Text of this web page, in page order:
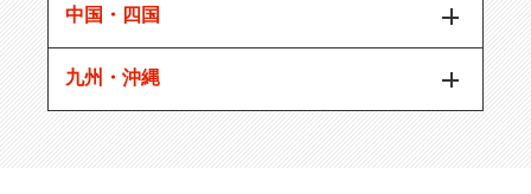
中国・四国
九州・沖縄